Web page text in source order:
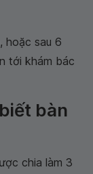
hoặc sau 6
tới khám bác
bàn
chia làm 3